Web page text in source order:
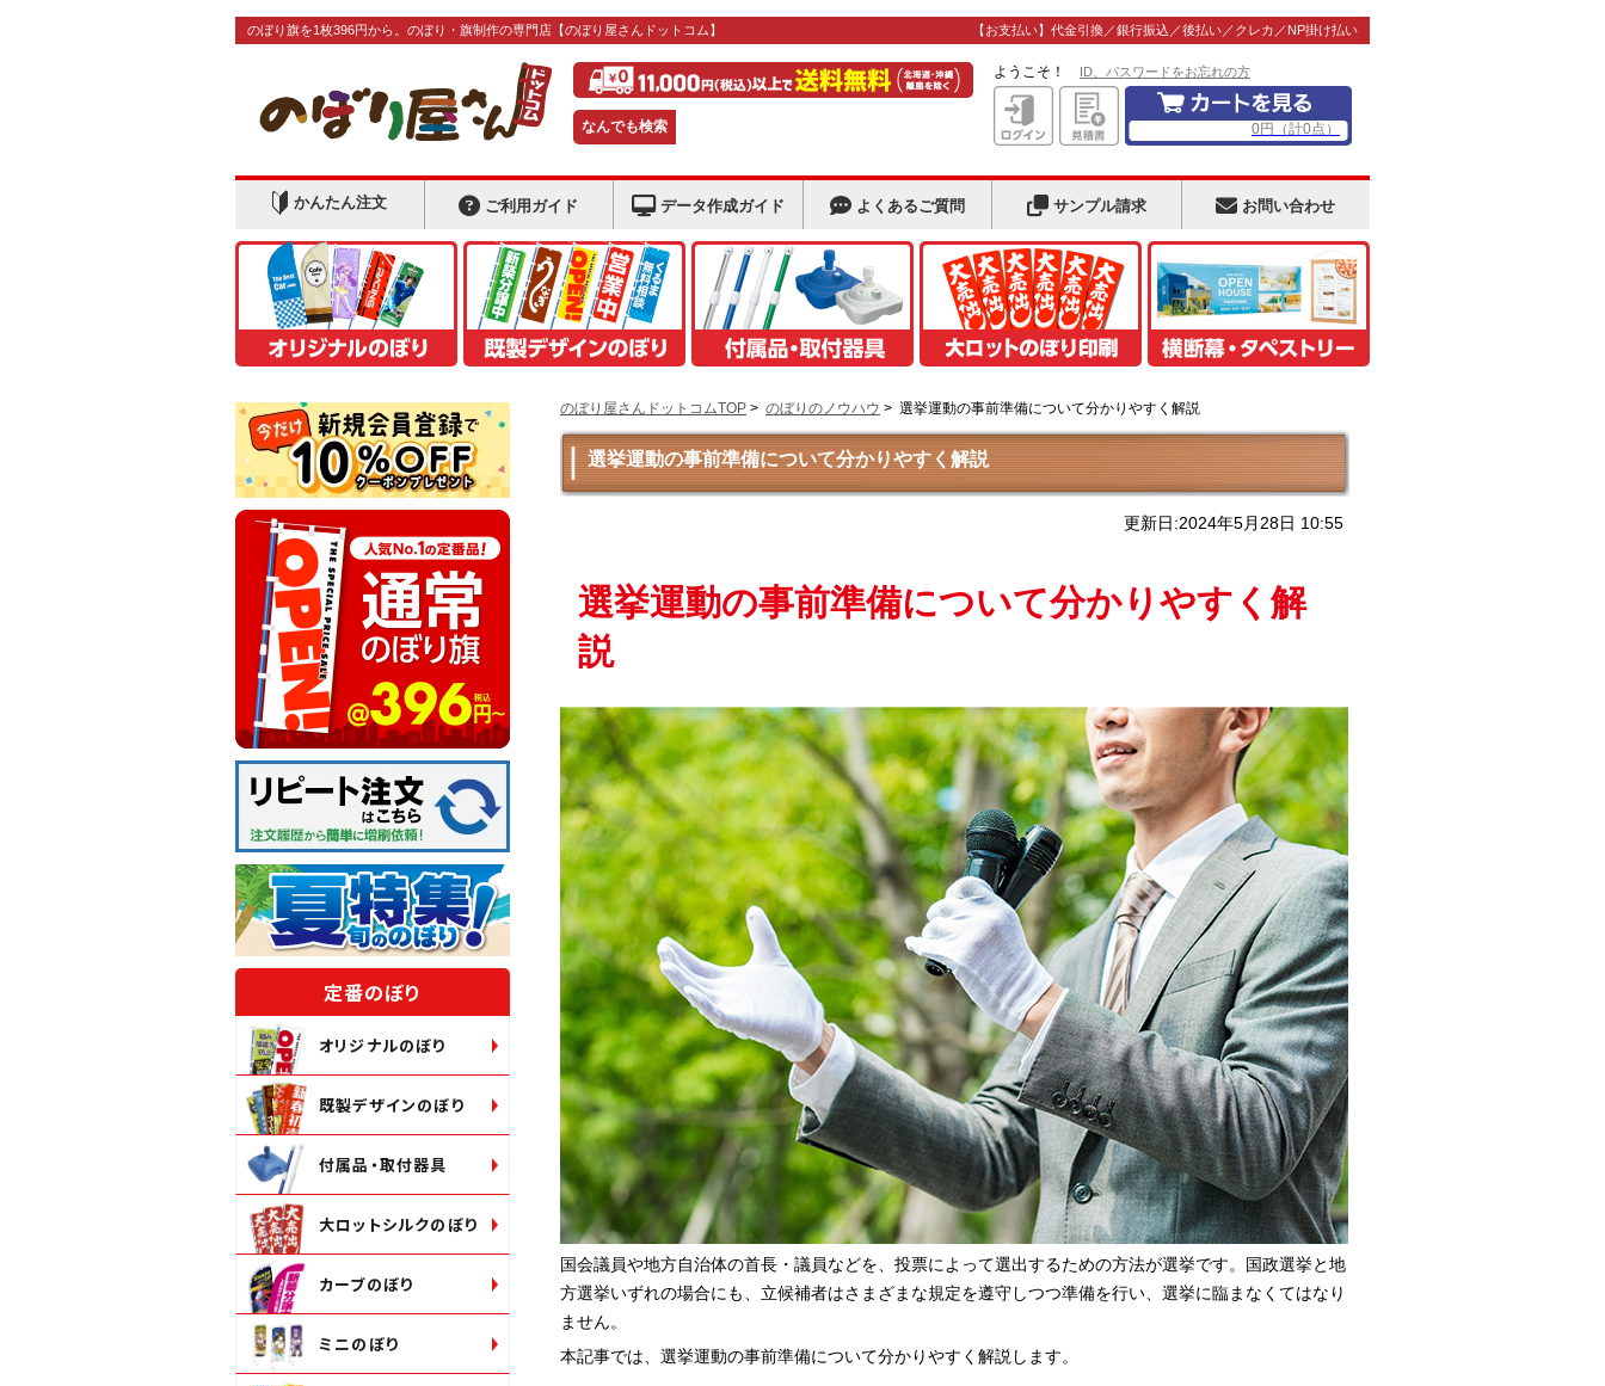
のぼり旗を1枚396円から。のぼり・旗制作の専門店 【のぼり屋さんドットコム】 【お支払い】代金引換／銀行振込／後払い／クレカ／NP掛け払い
なんでも検索
ようこそ！ ID、パスワードをお忘れの方
0円 （計0点）
かんたん注文 ご利用ガイド データ作成ガイド よくあるご質問 サンプル請求 お問い合わせ
のぼり屋さんドットコムTOP > のぼりのノウハウ > 選挙運動の事前準備について分かりやすく解説
選挙運動の事前準備について分かりやすく解説
更新日:2024年5月28日 10:55
選挙運動の事前準備について分かりやすく解
説
国会議員や地方自治体の首長・議員などを、投票によって選出するための方法が選挙です。国政選挙と地
方選挙いずれの場合にも、立候補者はさまざまな規定を遵守しつつ準備を行い、選挙に臨まなくてはなり
ません。
本記事では、選挙運動の事前準備について分かりやすく解説します。
定番のぼり
オリジナルのぼり
既製デザインのぼり
付属品・取付器具
大ロットシルクのぼり
カーブのぼり
ミニのぼり